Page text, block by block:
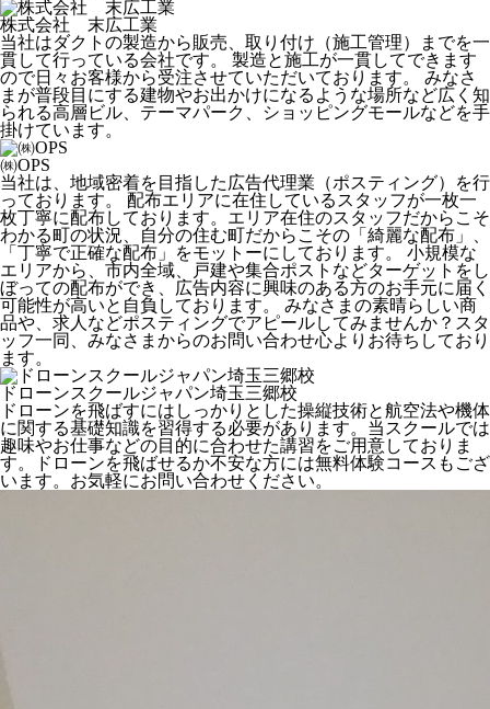
株式会社 末広工業
当社はダクトの製造から販売、取り付け（施工管理）までを一
貫して行っている会社です。 製造と施工が一貫してできます
ので日々お客様から受注させていただいております。 みなさ
まが普段目にする建物やお出かけになるような場所など広く知
られる高層ビル、テーマパーク、ショッピングモールなどを手
掛けています。
㈱OPS
当社は、地域密着を目指した広告代理業（ポスティング）を行
っております。 配布エリアに在住しているスタッフが一枚一
枚丁寧に配布しております。エリア在住のスタッフだからこそ
わかる町の状況、自分の住む町だからこその「綺麗な配布」、
「丁寧で正確な配布」をモットーにしております。 小規模な
エリアから、市内全域、戸建や集合ポストなどターゲットをし
ぼっての配布ができ、広告内容に興味のある方のお手元に届く
可能性が高いと自負しております。 みなさまの素晴らしい商
品や、求人などポスティングでアピールしてみませんか？スタ
ッフ一同、みなさまからのお問い合わせ心よりお待ちしており
ます。
ドローンスクールジャパン埼玉三郷校
ドローンを飛ばすにはしっかりとした操縦技術と航空法や機体
に関する基礎知識を習得する必要があります。当スクールでは
趣味やお仕事などの目的に合わせた講習をご用意しておりま
す。ドローンを飛ばせるか不安な方には無料体験コースもござ
います。お気軽にお問い合わせください。